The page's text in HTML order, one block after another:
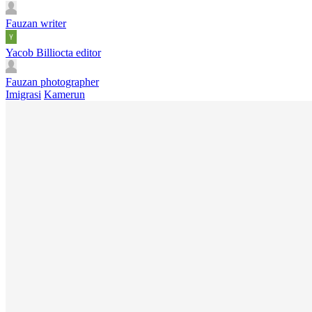
Fauzan writer
Yacob Billiocta editor
Fauzan photographer
Imigrasi Kamerun